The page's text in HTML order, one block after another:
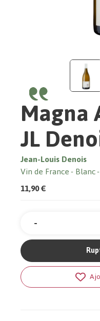
Magna
JL
Jean-Louis Denois
Vin de France Blanc
11,90 €
Quantité
-